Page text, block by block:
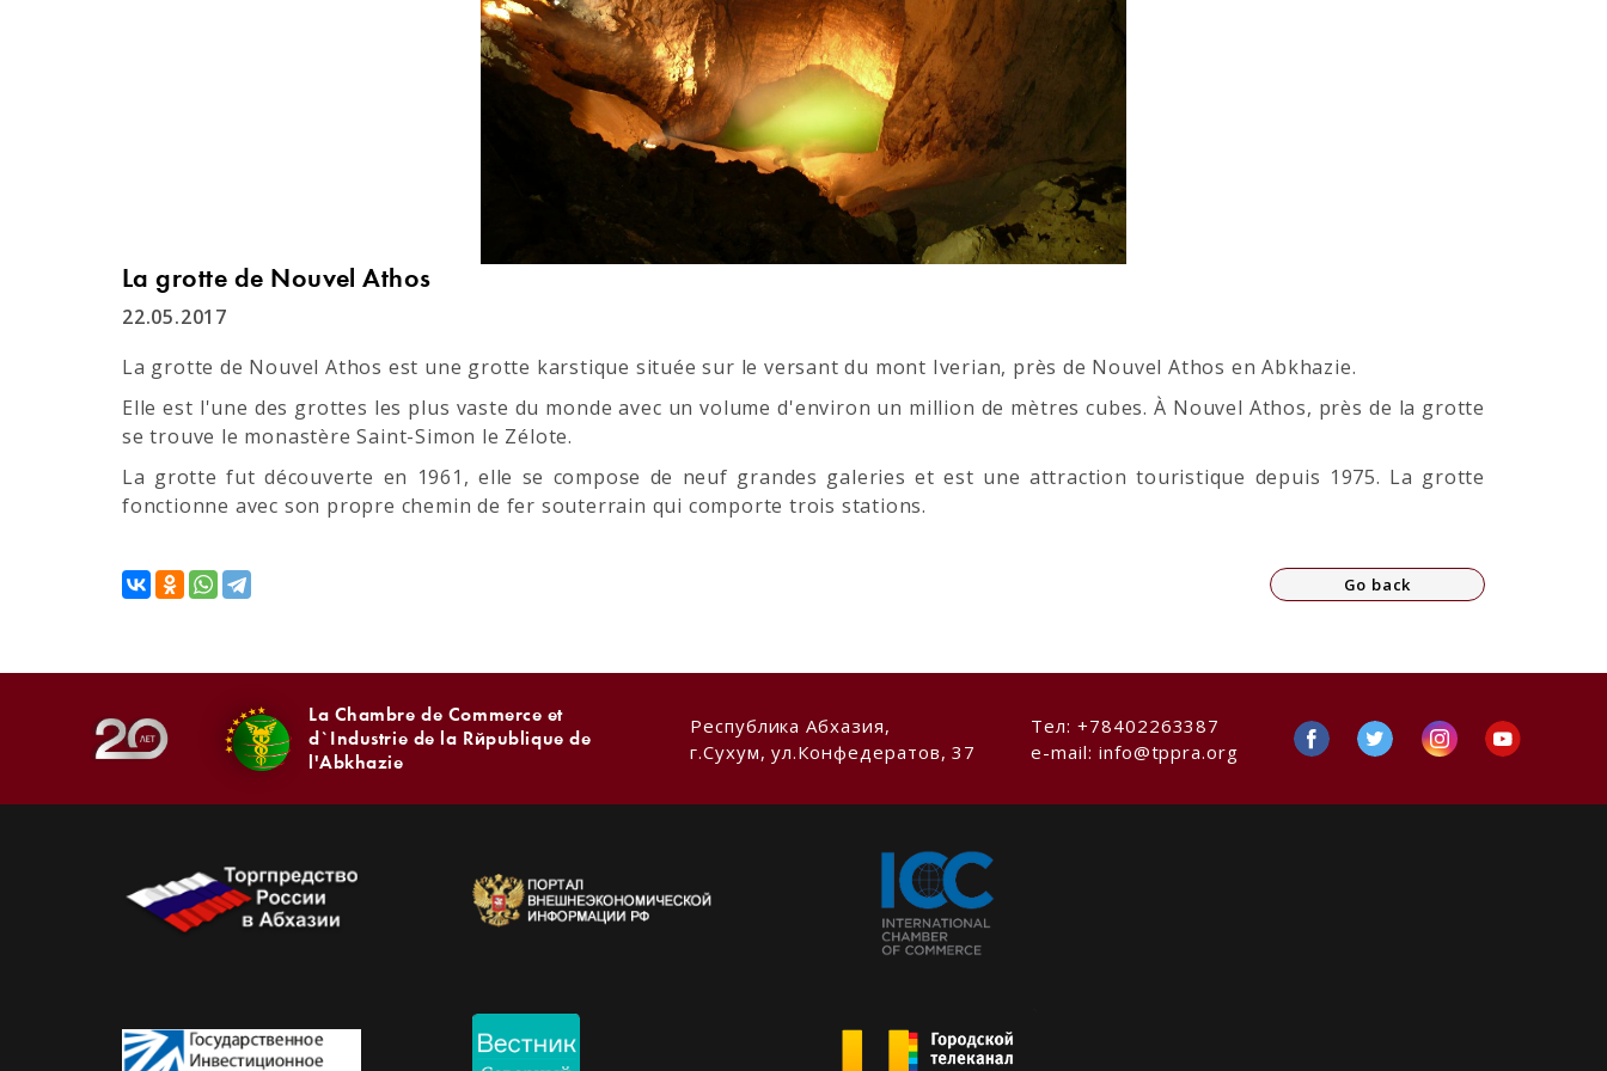
La grotte de Nouvel Athos
22.05.2017
La grotte de Nouvel Athos est une grotte karstique située sur le versant du mont Iverian, près de Nouvel Athos en Abkhazie.
Elle est l'une des grottes les plus vaste du monde avec un volume d'environ un million de mètres cubes. À Nouvel Athos, près de la grotte
se trouve le monastère Saint-Simon le Zélote.
La grotte fut découverte en 1961, elle se compose de neuf grandes galeries et est une attraction touristique depuis 1975. La grotte
fonctionne avec son propre chemin de fer souterrain qui comporte trois stations.
Go back
La Chambre de Commerce et
d`Industrie de la République de
l'Abkhazie
Республика Абхазия,
г.Сухум, ул.Конфедератов, 37
Тел: +78402263387
e-mail: info@tppra.org